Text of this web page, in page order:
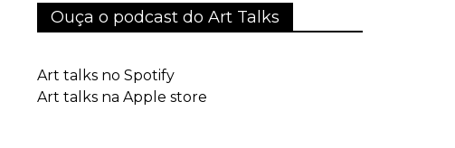
Ouça o podcast do Art Talks
Art talks no Spotify
Art talks na Apple store